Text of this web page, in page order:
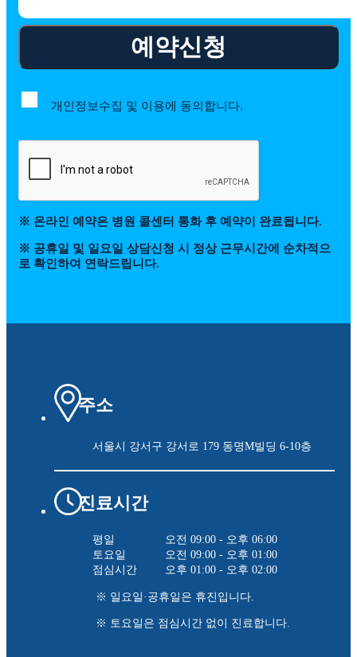
예약신청
개인정보수집 및 이용에 동의합니다.
※ 온라인 예약은 병원 콜센터 통화 후 예약이 완료됩니다.
※ 공휴일 및 일요일 상담신청 시 정상 근무시간에 순차적으
로 확인하여 연락드립니다.
주소
서울시 강서구 강서로 179 동명M빌딩 6-10층
진료시간
평일
오전 09:00 - 오후 06:00
토요일
오전 09:00 - 오후 01:00
점심시간
오후 01:00 - 오후 02:00
※ 일요일·공휴일은 휴진입니다.
※ 토요일은 점심시간 없이 진료합니다.